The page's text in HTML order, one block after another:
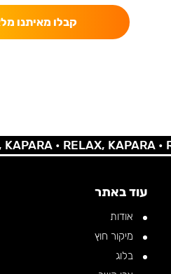
קבלו מאיתנו
•RELAX, KAPARA •
עוד באתר
אודות
מיקור חוץ
בלוג